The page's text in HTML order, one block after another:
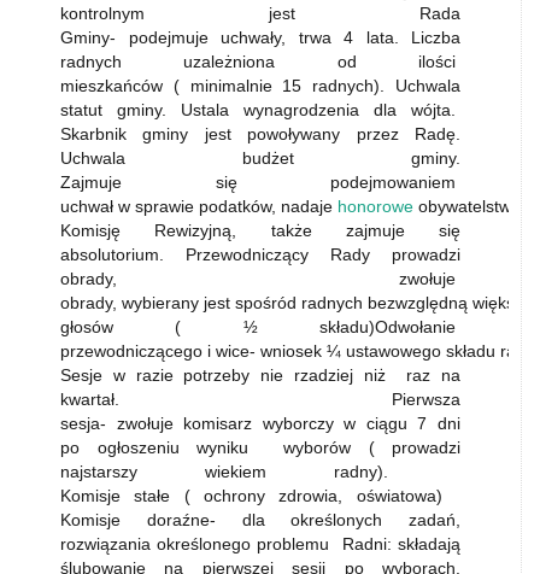
kontrolnym jest Rada
Gminy- podejmuje uchwały, trwa 4 lata. Liczba
radnych uzależniona od ilości
mieszkańców ( minimalnie 15 radnych). Uchwala
statut gminy. Ustala wynagrodzenia dla wójta.
Skarbnik gminy jest powoływany przez Radę.
Uchwala budżet gminy.
Zajmuje się podejmowaniem
uchwał w sprawie podatków, nadaje honorowe obywatelstwo.
Komisję Rewizyjną, także zajmuje się
absolutorium. Przewodniczący Rady prowadzi
obrady, zwołuje
obrady, wybierany jest spośród radnych bezwzględną
głosów ( ½ składu)Odwołanie
przewodniczącego i wice- wniosek ¼ ustawowego składu rady.
Sesje w razie potrzeby nie rzadziej niż raz na
kwartał. Pierwsza
sesja- zwołuje komisarz wyborczy w ciągu 7 dni
po ogłoszeniu wyniku wyborów ( prowadzi
najstarszy wiekiem radny).
Komisje stałe ( ochrony zdrowia, oświatowa)
Komisje doraźne- dla określonych zadań,
rozwiązania określonego problemu Radni: składają
ślubowanie na pierwszej sesji po wyborach.